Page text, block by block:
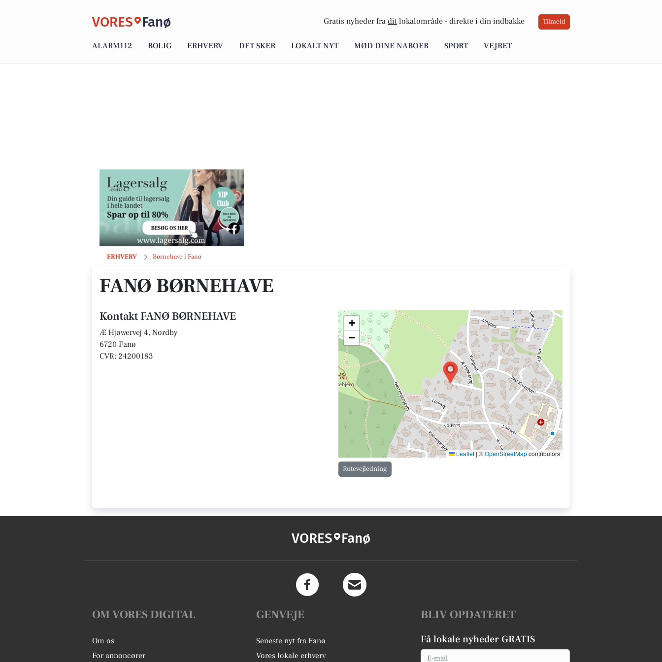
VORES Fanø Gratis nyheder fra dit lokalområde - direkte i din indbakke Tilmeld
ALARM112 BOLIG ERHVERV DET SKER LOKALT NYT MØD DINE NABOER SPORT VEJRET
ERHVERV Børnehave i Fanø
FANØ BØRNEHAVE
FANØ BØRNEHAVE
Kontakt FANØ BØRNEHAVE
Æ Hjøwervej 4, Nordby
6720 Fanø
CVR: 24200183
+
−
Leaflet | ©OpenStreetMapcontributors
Rutevejledning
VORES Fanø
OM VORES DIGITAL
Om os
For annoncører
GENVEJE
Seneste nyt fra Fanø
Vores lokale erhverv
BLIV OPDATERET
Få lokale nyheder GRATIS
Email